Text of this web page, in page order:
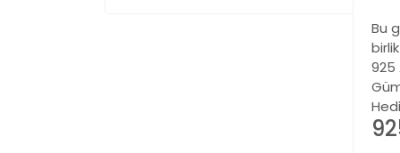
Bu
925